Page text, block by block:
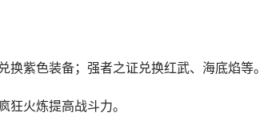
紫色装备；强者之证兑换红武、海底焰等。
火炼提高战斗力。